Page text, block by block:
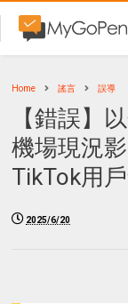
Home 謠言 誤導
【錯誤】
機場現況
TikTok用
2025/6/20